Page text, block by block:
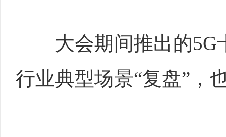
大会期间推出的5G
行业典型场景“复盘”，